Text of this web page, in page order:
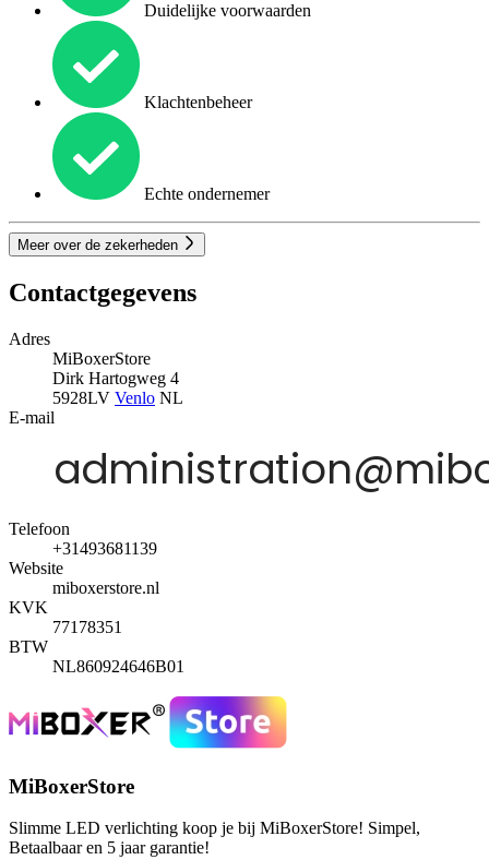
Duidelijke voorwaarden
Klachtenbeheer
Echte ondernemer
Meer over de zekerheden
Contactgegevens
Adres
MiBoxerStore
Dirk Hartogweg 4
5928LV Venlo NL
E-mail
Telefoon
+31493681139
Website
miboxerstore.nl
KVK
77178351
BTW
NL860924646B01
MiBoxerStore
Slimme LED verlichting koop je bij MiBoxerStore! Simpel,
Betaalbaar en 5 jaar garantie!